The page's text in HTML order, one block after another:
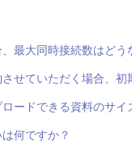
最大同時接続数はどう
せていただく場合、初
ードできる資料のサイ
何ですか？